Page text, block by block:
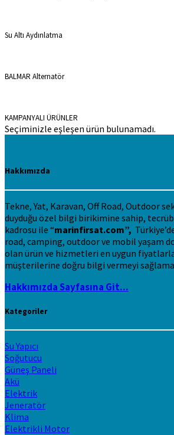
Su Altı Aydınlatma
BALMAR Alternatör
KAMPANYALI ÜRÜNLER
Seçiminizle eşleşen ürün bulunamadı.
Hakkımızda
Tekne, Yat, Karavan, Off Road, Outdoor
duyduğu özel bilgi birikimine sahip,
kadrosu ile “marinfirsat.com”,
road, camping, outdoor ve mobil yaşam
olan ürün ve hizmetleri en uygun fiyatlarla
müşterilerine doğru bilgi vermeyi
Hakkımızda Sayfasına Git...
Kategoriler
Su Yapıcı
Soğutucu
Güneş Paneli
Akü
Elektrik
Jeneratör
Klima
Elektrikli Motor